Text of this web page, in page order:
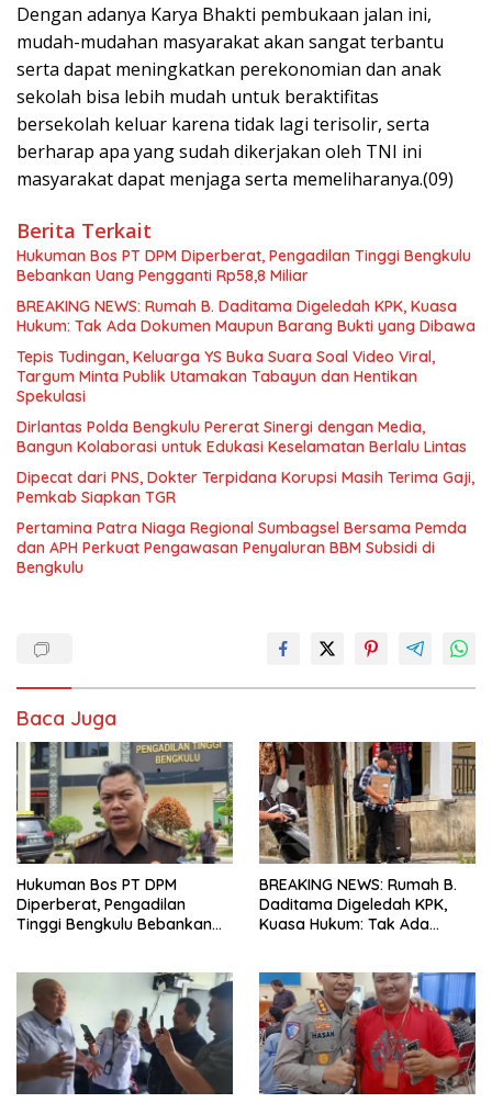
Dengan adanya Karya Bhakti pembukaan jalan ini,
mudah-mudahan masyarakat akan sangat terbantu
serta dapat meningkatkan perekonomian dan anak
sekolah bisa lebih mudah untuk beraktifitas
bersekolah keluar karena tidak lagi terisolir, serta
berharap apa yang sudah dikerjakan oleh TNI ini
masyarakat dapat menjaga serta memeliharanya.(09)
Berita Terkait
Hukuman Bos PT DPM Diperberat, Pengadilan Tinggi Bengkulu
Bebankan Uang Pengganti Rp58,8 Miliar
BREAKING NEWS: Rumah B. Daditama Digeledah KPK, Kuasa
Hukum: Tak Ada Dokumen Maupun Barang Bukti yang Dibawa
Tepis Tudingan, Keluarga YS Buka Suara Soal Video Viral,
Targum Minta Publik Utamakan Tabayun dan Hentikan
Spekulasi
Dirlantas Polda Bengkulu Pererat Sinergi dengan Media,
Bangun Kolaborasi untuk Edukasi Keselamatan Berlalu Lintas
Dipecat dari PNS, Dokter Terpidana Korupsi Masih Terima Gaji,
Pemkab Siapkan TGR
Pertamina Patra Niaga Regional Sumbagsel Bersama Pemda
dan APH Perkuat Pengawasan Penyaluran BBM Subsidi di
Bengkulu
Baca Juga
Hukuman Bos PT DPM
Diperberat, Pengadilan
Tinggi Bengkulu Bebankan
BREAKING NEWS: Rumah B.
Daditama Digeledah KPK,
Kuasa Hukum: Tak Ada